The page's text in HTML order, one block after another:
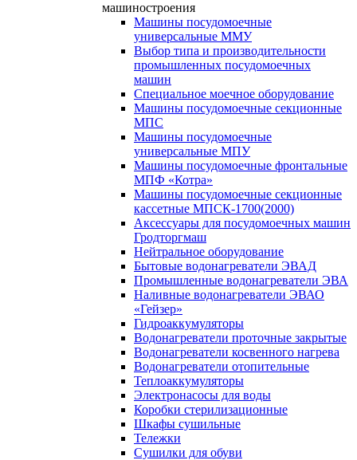
машиностроения
Машины посудомоечные
универсальные ММУ
Выбор типа и производительности
промышленных посудомоечных
машин
Специальное моечное оборудование
Машины посудомоечные секционные
МПС
Машины посудомоечные
универсальные МПУ
Машины посудомоечные фронтальные
МПФ «Котра»
Машины посудомоечные секционные
кассетные МПСК-1700(2000)
Аксессуары для посудомоечных машин
Гродторгмаш
Нейтральное оборудование
Бытовые водонагреватели ЭВАД
Промышленные водонагреватели ЭВА
Наливные водонагреватели ЭВАО
«Гейзер»
Гидроаккумуляторы
Водонагреватели проточные закрытые
Водонагреватели косвенного нагрева
Водонагреватели отопительные
Теплоаккумуляторы
Электронасосы для воды
Коробки стерилизационные
Шкафы сушильные
Тележки
Сушилки для обуви